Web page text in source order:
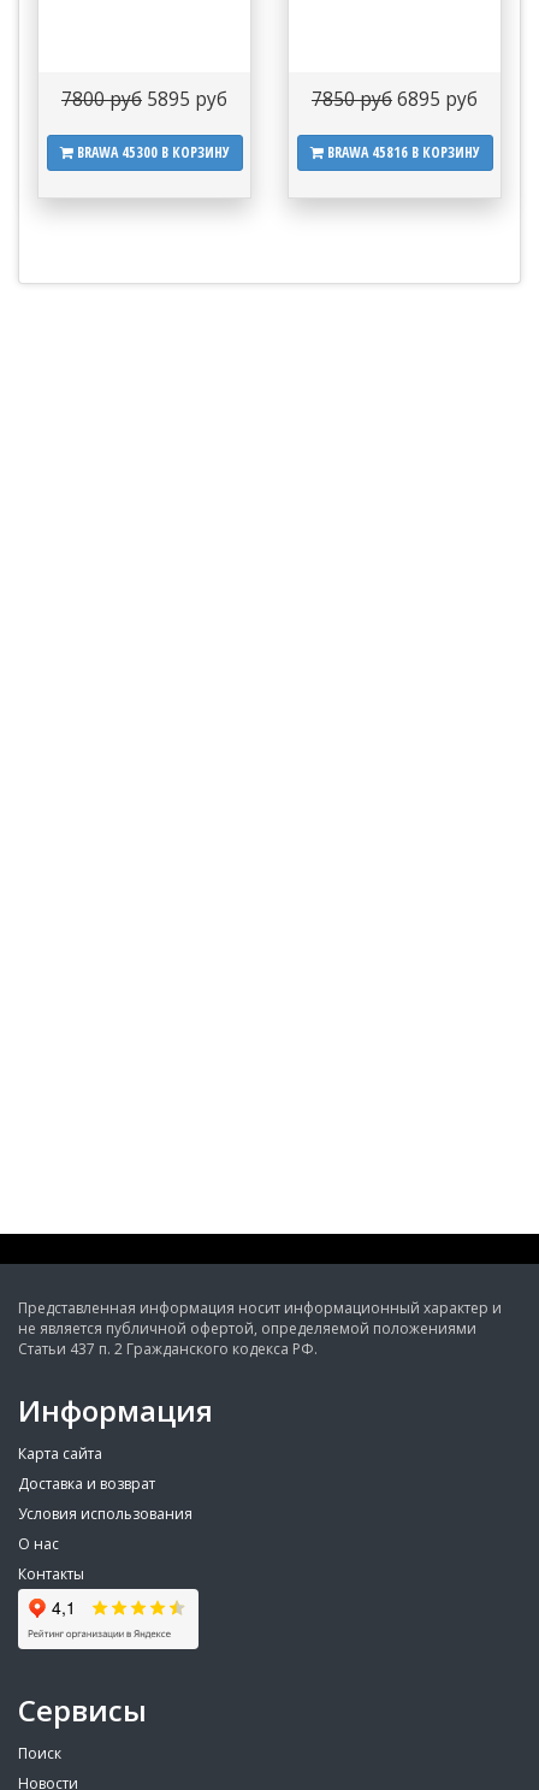
7800 руб 5895 руб
BRAWA 45300 В КОРЗИНУ
7850 руб6895 руб
BRAWA 45816 В КОРЗИНУ
Представленная информация носит информационный характер и
не является публичной офертой, определяемой положениями
Статьи 437 п. 2 Гражданского кодекса РФ.
Информация
Карта сайта
Доставка и возврат
Условия использования
О нас
Контакты
Сервисы
Поиск
Новости